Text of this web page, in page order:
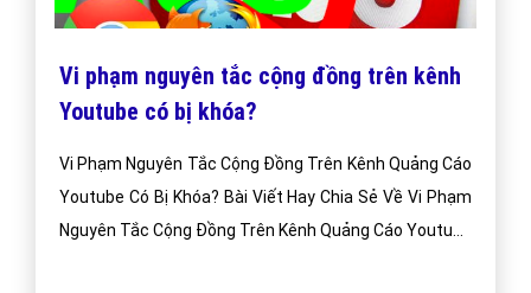
Vi phạm nguyên tắc cộng đồng trên kênh
Youtube có bị khóa?
Vi Phạm Nguyên Tắc Cộng Đồng Trên Kênh Quảng Cáo
Youtube Có Bị Khóa? Bài Viết Hay Chia Sẻ Về Vi Phạm
Nguyên Tắc Cộng Đồng Trên Kênh Quảng Cáo Youtube